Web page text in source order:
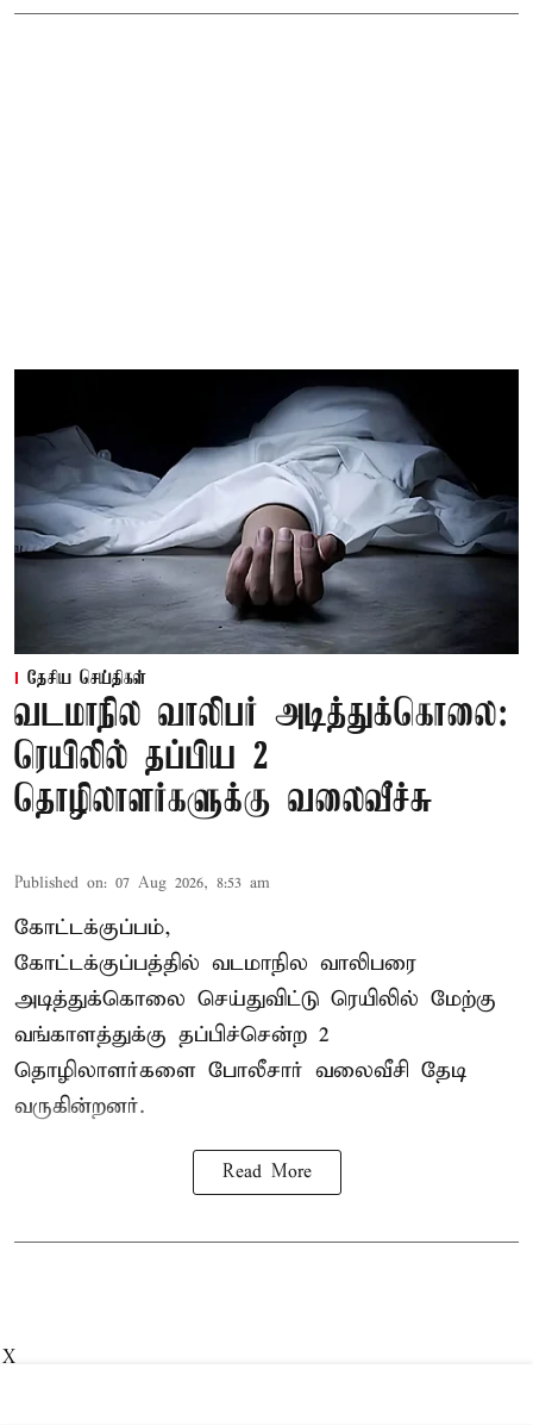
தேசிய செய்திகள்
வடமாநில வாலிபர் அடித்துக்கொலை:
ரெயிலில் தப்பிய 2
தொழிலாளர்களுக்கு வலைவீச்சு
Published on: 07 Aug 2026, 8:53 am
கோட்டக்குப்பம்,
கோட்டக்குப்பத்தில் வடமாநில வாலிபரை
அடித்துக்கொலை செய்துவிட்டு ரெயிலில் மேற்கு
வங்காளத்துக்கு தப்பிச்சென்ற 2
தொழிலாளர்களை போலீசார் வலைவீசி தேடி
வருகின்றனர்.
Read More
X